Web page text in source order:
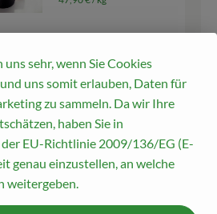
Artikelanzahl
Gesamtpreis:7,19 €
Vollmilch 3,8% Demeter
1,99 € /
uns sehr, wenn Sie Cookies
uns somit erlauben, Daten für
zu sammeln. Da wir Ihre
haben Sie in
EU-Richtlinie 2009/136/EG (E-
genau einzustellen, an welche
weitergeben.